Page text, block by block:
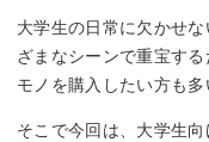
大学生の日常に欠かせ
ざまなシーンで重宝す
モノを購入したい方も多
そこで今回は、大学生